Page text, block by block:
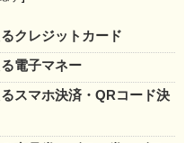
クレジットカード
電子マネー
スマホ決済・QRコード決